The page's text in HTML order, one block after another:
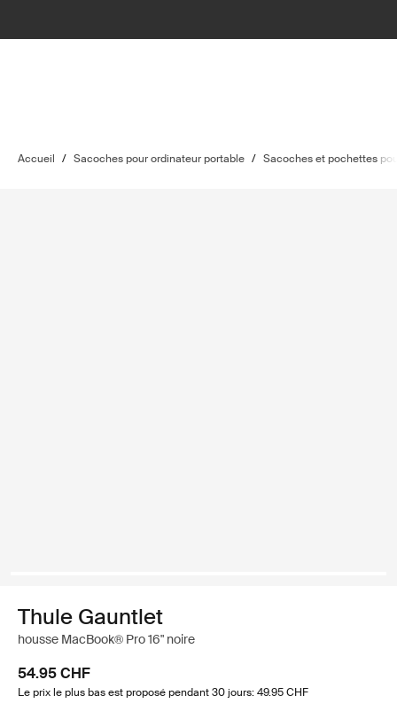
Accueil / Sacoches pour ordinateur portable / Sacoches et pochettes
Thule Gauntlet
housse MacBook® Pro 16" noire
54.95 CHF
Le prix le plus bas est proposé pendant 30 jours: 49.95 CHF